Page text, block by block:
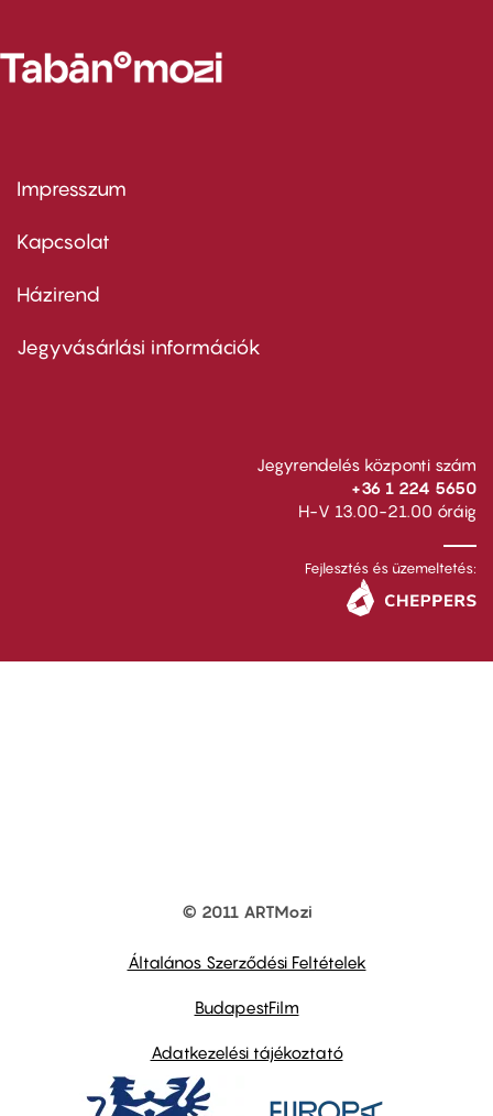
Footer
first
Impresszum
Kapcsolat
Footer
second
Házirend
Jegyvásárlási információk
Jegyrendelés központi szám
+36 1 224 5650
H-V 13.00-21.00 óráig
Fejlesztés és üzemeltetés:
© 2011 ARTMozi
Általános Szerződési Feltételek
BudapestFilm
Adatkezelési tájékoztató